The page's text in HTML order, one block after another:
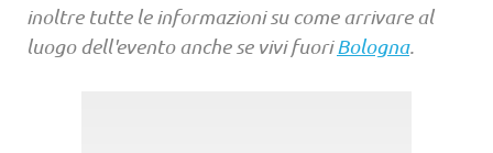
inoltre tutte le informazioni su come arrivare al
luogo dell'evento anche se vivi fuoriBologna.